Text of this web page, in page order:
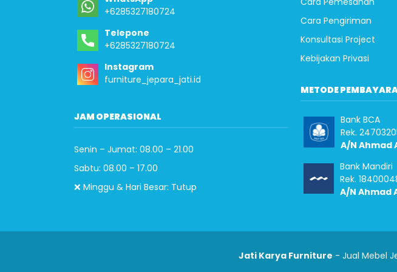
+6285327180724
Telepone
+6285327180724
Instagram
furniture_jepara_jati.id
JAM OPERASIONAL
Senin – Jumat: 08.00 – 21.00
Sabtu: 08.00 – 17.00
❌ Minggu & Hari Besar: Tutup
Cara Pengiriman
Konsultasi Project
Kebijakan Privasi
METODE
Bank BCA
Rek.
A/N Ahmad
Bank Mandiri
Rek.
A/N Ahmad
Jati Karya Furniture - Jual Mebel